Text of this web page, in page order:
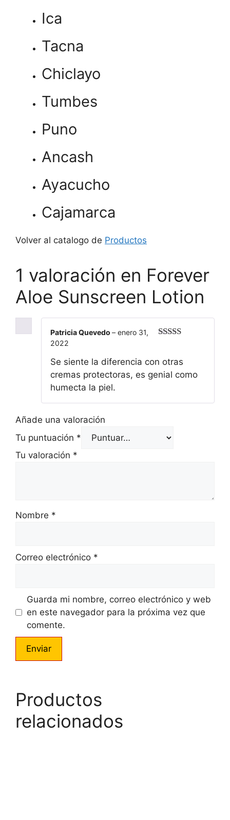
Ica
Tacna
Chiclayo
Tumbes
Puno
Ancash
Ayacucho
Cajamarca
Volver al catalogo de Productos
1 valoración en Forever
Aloe Sunscreen Lotion
Patricia Quevedo – enero 31,
2022
Se siente la diferencia con otras
cremas protectoras, es genial como
humecta la piel.
Añade una valoración
Tu puntuación *
Tu valoración *
Nombre *
Correo electrónico *
Guarda mi nombre, correo electrónico y web
en este navegador para la próxima vez que
comente.
Productos
relacionados